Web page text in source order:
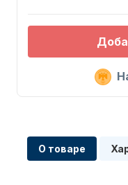
О товаре